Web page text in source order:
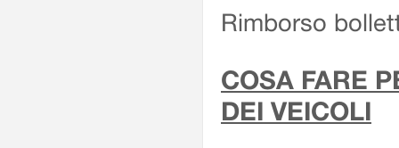
Rimborso
COSA FARE
DEI VEICOLI